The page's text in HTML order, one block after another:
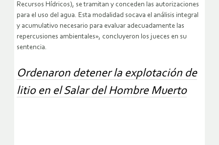
Recursos Hídricos), se tramitan y conceden las autorizaciones
para el uso del agua. Esta modalidad socava el análisis integral
y acumulativo necesario para evaluar adecuadamente las
repercusiones ambientales», concluyeron los jueces en su
sentencia.
Ordenaron detener la explotación de
litio en el Salar del Hombre Muerto